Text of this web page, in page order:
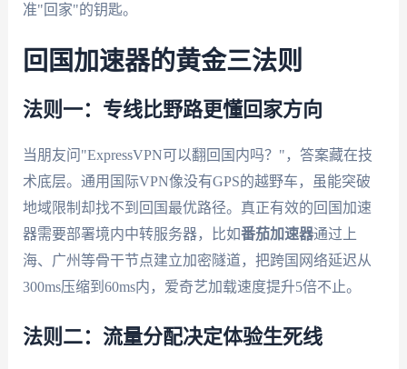
准"回家"的钥匙。
回国加速器的黄金三法则
法则一：专线比野路更懂回家方向
当朋友问"ExpressVPN可以翻回国内吗？"，答案藏在技
术底层。通用国际VPN像没有GPS的越野车，虽能突破
地域限制却找不到回国最优路径。真正有效的回国加速
器需要部署境内中转服务器，比如番茄加速器通过上
海、广州等骨干节点建立加密隧道，把跨国网络延迟从
300ms压缩到60ms内，爱奇艺加载速度提升5倍不止。
法则二：流量分配决定体验生死线